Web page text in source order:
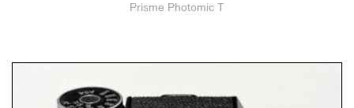
Prisme Photomic T